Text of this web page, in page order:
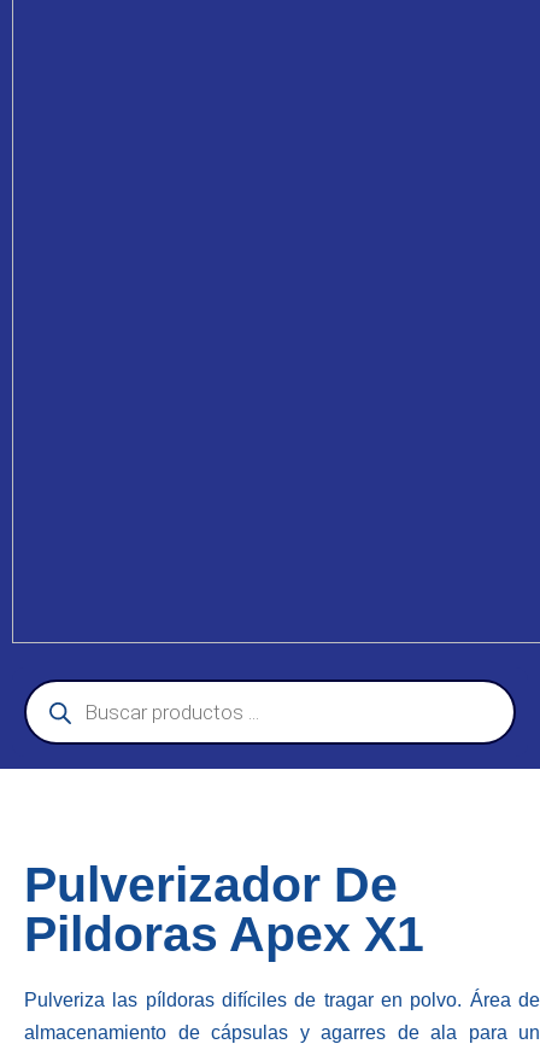
Pulverizador De
Pildoras Apex X1
Pulveriza las píldoras difíciles de tragar en polvo. Área de
almacenamiento de cápsulas y agarres de ala para un